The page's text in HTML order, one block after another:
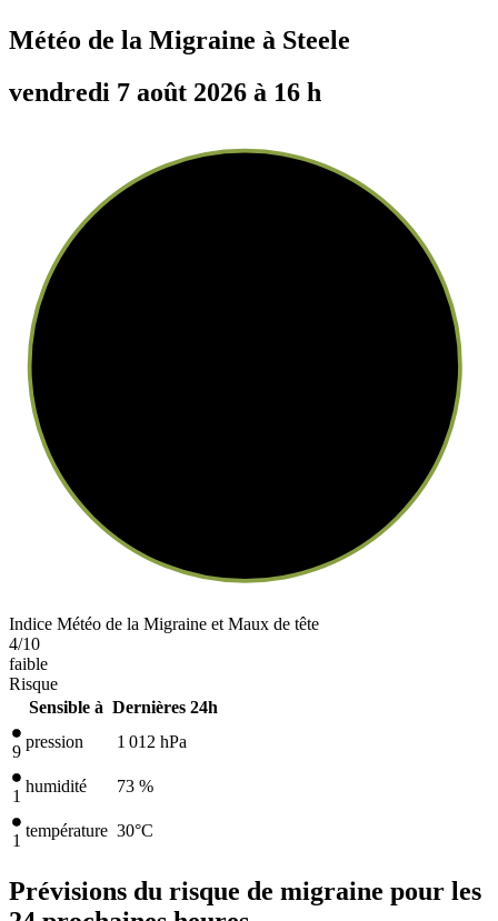
Météo de la Migraine à Steele
vendredi 7 août 2026 à 16 h
Indice Météo de la Migraine et Maux de tête
4/10
faible
Risque
Sensible à Dernières 24h
9
pression 1 012 hPa
1
humidité 73 %
1
température 30°C
Prévisions du risque de migraine pour les